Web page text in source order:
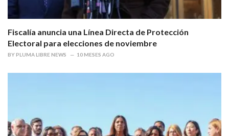
Fiscalía anuncia una Línea Directa de Protección
Electoral para elecciones de noviembre
BY PLUMA LIBRE NEWS 10 MESES AGO